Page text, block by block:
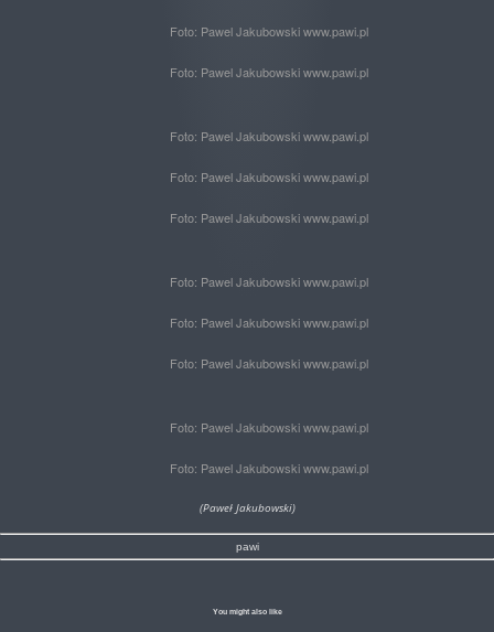
Foto: Pawel Jakubowski www.pawi.pl
Foto: Pawel Jakubowski www.pawi.pl
Foto: Pawel Jakubowski www.pawi.pl
Foto: Pawel Jakubowski www.pawi.pl
Foto: Pawel Jakubowski www.pawi.pl
Foto: Pawel Jakubowski www.pawi.pl
Foto: Pawel Jakubowski www.pawi.pl
Foto: Pawel Jakubowski www.pawi.pl
Foto: Pawel Jakubowski www.pawi.pl
Foto: Pawel Jakubowski www.pawi.pl
(Paweł Jakubowski)
pawi
You might also like